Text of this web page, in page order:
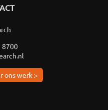
8700
ons werk >